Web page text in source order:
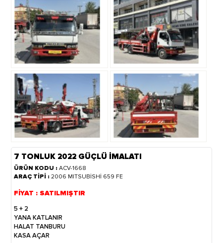
7 TONLUK 2022 GÜÇLÜ İMALATI
ÜRÜN KODU :ACV-1668
ARAÇ TİPİ :2006 MITSUBİSHİ 659 FE
FİYAT : SATILMIŞTIR
5 + 2
YANA KATLANIR
HALAT TANBURU
KASA AÇAR